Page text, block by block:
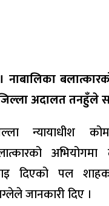
नाबालिका
अदालत तनहुँले
न्यायाधीश
दिएको पल
जानकारी दिए ।